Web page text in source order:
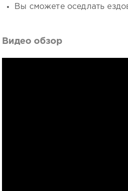
Вы сможете оседлать
Видео обзор